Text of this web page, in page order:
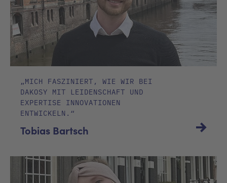
„MICH FASZINIERT, WIE WIR BEI
DAKOSY MIT LEIDENSCHAFT UND
EXPERTISE INNOVATIONEN
ENTWICKELN.“
Tobias Bartsch